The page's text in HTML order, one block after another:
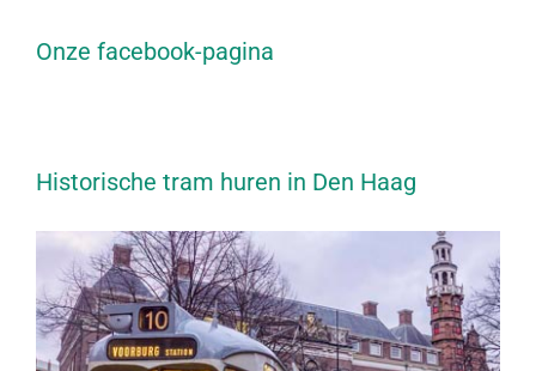
Onze facebook-pagina
Historische tram huren in Den Haag